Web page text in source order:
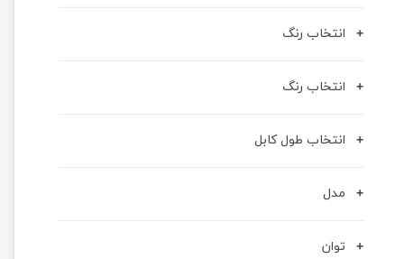
انتخاب رنگ
انتخاب رنگ
انتخاب طول کابل
مدل
توان